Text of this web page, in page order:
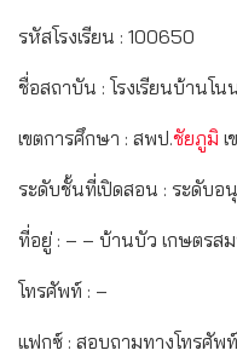
รหัสโรงเรียน : 100650
ชื่อสถาบัน : โรงเรียนบ้านโน
เขตการศึกษา : สพป.ชัยภูมิ เ
ระดับชั้นที่เปิดสอน : ระดับ
ที่อยู่ : – – บ้านบัว เกษตรส
โทรศัพท์ : –
แฟกซ์ : สอบถามทางโทรศัพท์